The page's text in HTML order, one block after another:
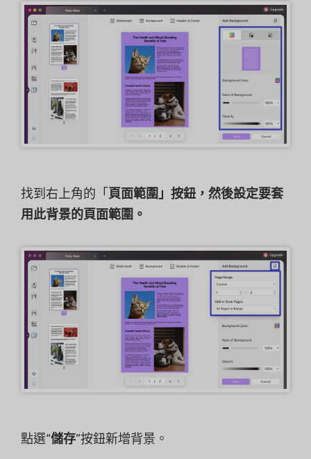
找到右上角的「 頁面範圍」按鈕，然後設定要套
用此背景的頁面範圍。
點選“儲存”按鈕新增背景。